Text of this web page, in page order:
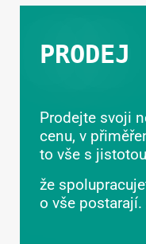
PRODEJ
Prodejte svoji
cenu, v
to vše s
že
o vše